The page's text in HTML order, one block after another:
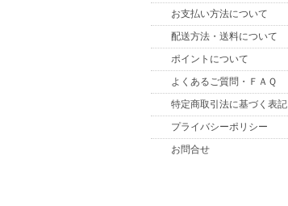
お支払い方法について
配送方法・送料について
ポイントについて
よくあるご質問・ＦＡＱ
特定商取引法に基づく表記
プライバシーポリシー
お問合せ